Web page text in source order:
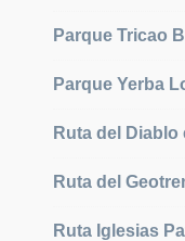
Parque Tricao
Parque Yerba
Ruta del Diablo
Ruta del
Ruta Iglesias